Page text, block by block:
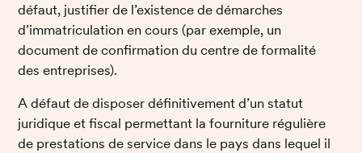
défaut, justifier de l’existence de démarches
d’immatriculation en cours (par exemple, un
document de confirmation du centre de formalité
des entreprises).
A défaut de disposer définitivement d’un statut
juridique et fiscal permettant la fourniture régulière
de prestations de service dans le pays dans lequel il